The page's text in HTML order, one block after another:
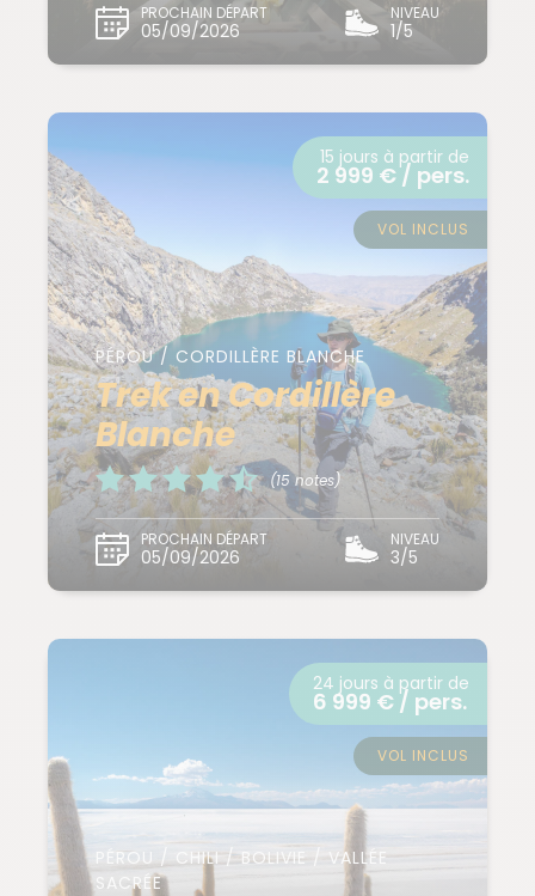
PROCHAIN DÉPART
05/09/2026
NIVEAU
1/5
PÉROU / CORDILLÈRE BLANCHE
Trek en Cordillère
Blanche
(15 notes)
PROCHAIN DÉPART
05/09/2026
NIVEAU
3/5
15 jours à partir de
2 999 € / pers.
VOL INCLUS
PÉROU / CHILI / BOLIVIE / VALLÉE
SACRÉE
24 jours à partir de
6 999 € / pers.
VOL INCLUS